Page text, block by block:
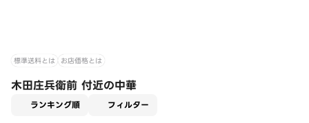
標準送料とは お店価格とは
木田庄兵衛前 付近の中華
ランキング順 フィルター